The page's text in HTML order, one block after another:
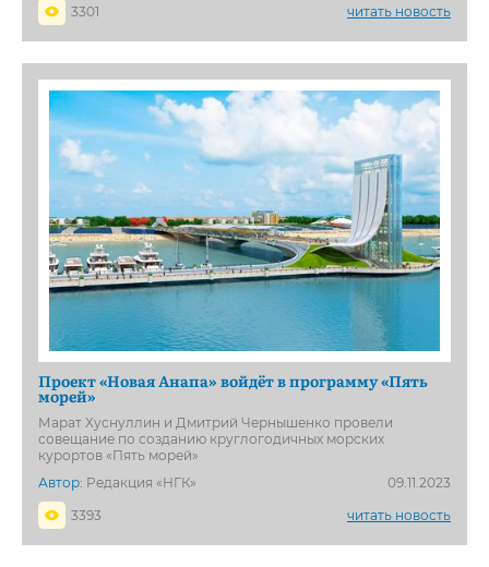
3301 читать новость
Проект «Новая Анапа» войдёт в программу «Пять
морей»
Марат Хуснуллин и Дмитрий Чернышенко провели
совещание по созданию круглогодичных морских
курортов «Пять морей»
Автор: Редакция «НГК»
09.11.2023
3393
читать новость